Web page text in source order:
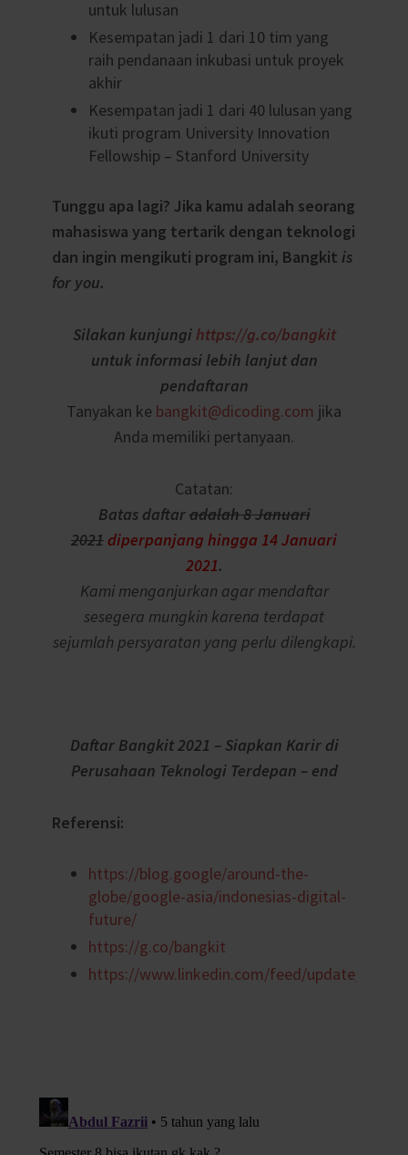
untuk lulusan
Kesempatan jadi 1 dari 10 tim yang
raih pendanaan inkubasi untuk proyek
akhir
Kesempatan jadi 1 dari 40 lulusan yang
ikuti program University Innovation
Fellowship – Stanford University
Tunggu apa lagi? Jika kamu adalah seorang
mahasiswa yang tertarik dengan teknologi
dan ingin mengikuti program ini, Bangkit is
for you.
Silakan kunjungi https://g.co/bangkit
untuk informasi lebih lanjut dan
pendaftaran
Tanyakan ke bangkit@dicoding.com jika
Anda memiliki pertanyaan.
Catatan:
Batas daftaradalah 8 Januari
2021 diperpanjang hingga 14 Januari
2021.
Kami menganjurkan agar mendaftar
sesegera mungkin karena terdapat
sejumlah persyaratan yang perlu dilengkapi.
Daftar Bangkit 2021 – Siapkan Karir di
Perusahaan Teknologi Terdepan – end
Referensi:
https://blog.google/around-the-
globe/google-asia/indonesias-digital-
future/
https://g.co/bangkit
https://www.linkedin.com/feed/update/